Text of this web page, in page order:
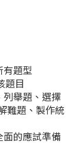
有題型
題目
列舉題、選擇
難題、製作統
的應試準備